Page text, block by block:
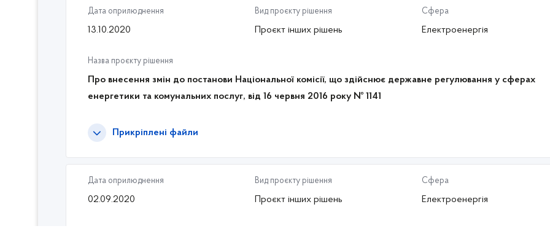
Дата оприлюднення
13.10.2020
Вид проєкту рішення
Проєкт інших рішень
Сфера
Електроенергія
Назва проєкту рішення
Про внесення змін до постанови Національної комісії, що здійснює державне регулювання у сферах
енергетики та комунальних послуг, від 16 червня 2016 року № 1141
Прикріплені файли
Дата оприлюднення
02.09.2020
Вид проєкту рішення
Проєкт інших рішень
Сфера
Електроенергія